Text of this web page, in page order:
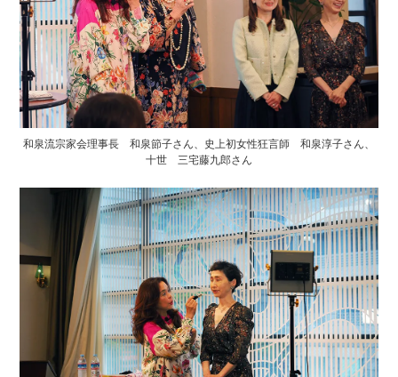
和泉流宗家会理事長 和泉節子さん、史上初女性狂言師 和泉淳子さん、
十世 三宅藤九郎さん